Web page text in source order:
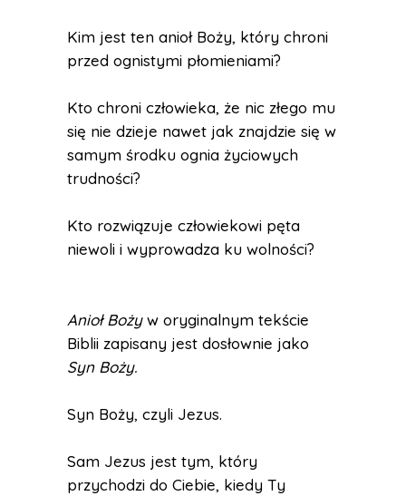
Kim jest ten anioł Boży, który chroni
przed ognistymi płomieniami?
Kto chroni człowieka, że nic złego mu
się nie dzieje nawet jak znajdzie się w
samym środku ognia życiowych
trudności?
Kto rozwiązuje człowiekowi pęta
niewoli i wyprowadza ku wolności?
Anioł Bożyw oryginalnym tekście
Biblii zapisany jest dosłownie jako
Syn Boży.
Syn Boży, czyli Jezus.
Sam Jezus jest tym, który
przychodzi do Ciebie, kiedy Ty